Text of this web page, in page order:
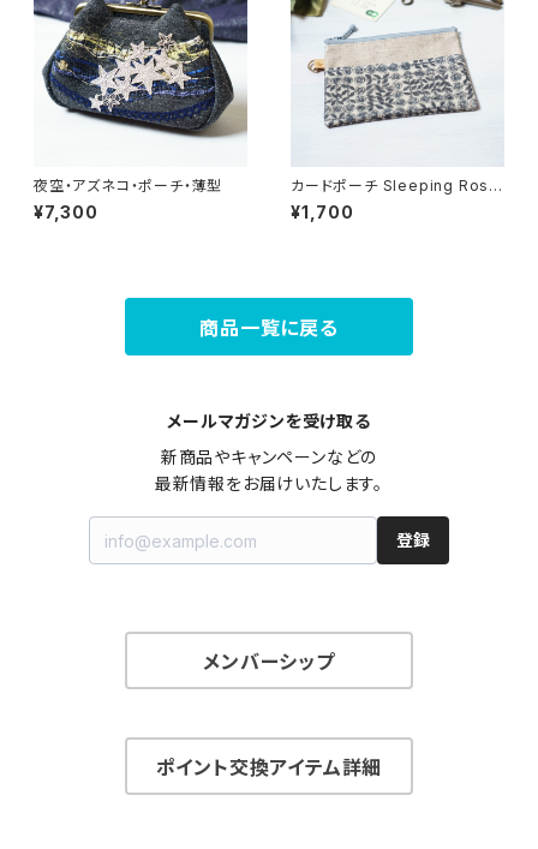
夜空・アズネコ・ポーチ・薄型
¥7,300
カードポーチ Sleeping Rose
（スリーピング・ローズ） グレ
ー リバティラミネート生地
¥1,700
商品一覧に戻る
メールマガジンを受け取る
新商品やキャンペーンなどの
最新情報をお届けいたします。
登録
メンバーシップ
ポイント交換アイテム詳細